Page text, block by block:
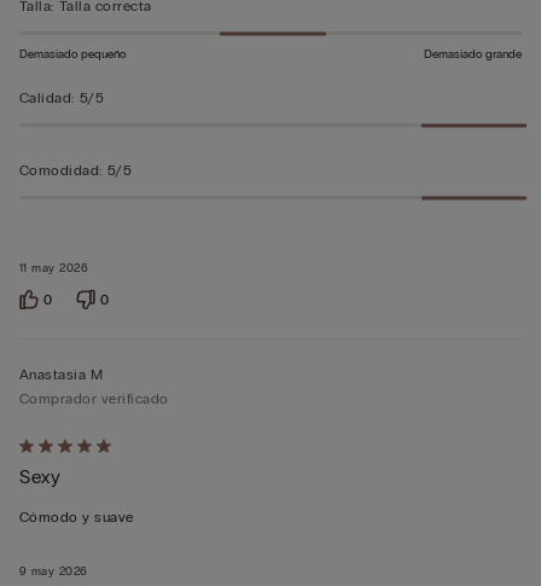
11 may 2026
Talla: Talla correcta
Demasiado pequeño Demasiado grande
Calidad: 5/5
Comodidad: 5/5
0 0
Calificación
de
5
5
9 may 2026
Anastasia M
Comprador verificado
Sexy
Cómodo y suave